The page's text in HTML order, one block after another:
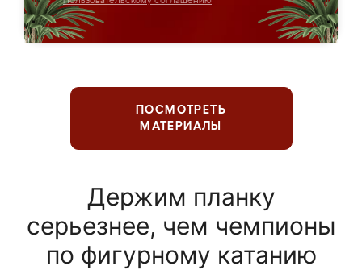
ПОСМОТРЕТЬ
МАТЕРИАЛЫ
Держим планку
серьезнее, чем чемпионы
по фигурному катанию